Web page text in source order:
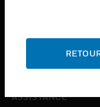
INDUSTRIES
ASSISTANCE